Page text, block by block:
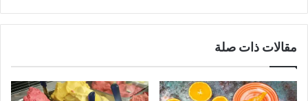
مقالات ذات صلة